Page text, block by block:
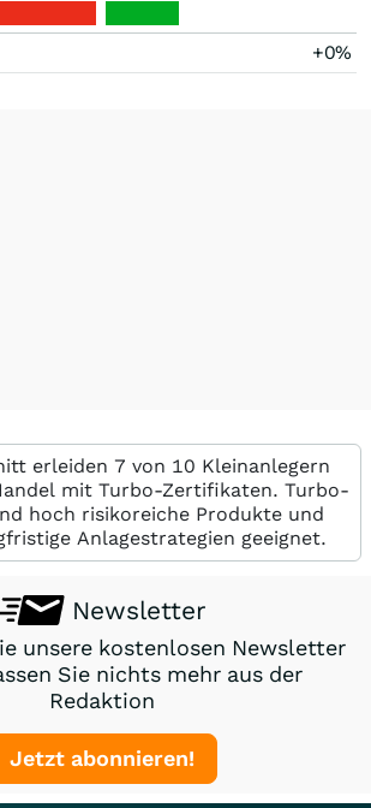
+0%
erleiden 7 von 10 Kleinanlegern
mit Turbo-Zertifikaten. Turbo-
hoch risikoreiche Produkte und
Anlagestrategien geeignet.
Newsletter
unsere kostenlosen Newsletter
Sie nichts mehr aus der
Redaktion
Jetzt abonnieren!